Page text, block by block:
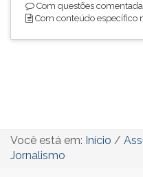
Com questões
Com conteúdo específico
Você está em: Início /
Jornalismo